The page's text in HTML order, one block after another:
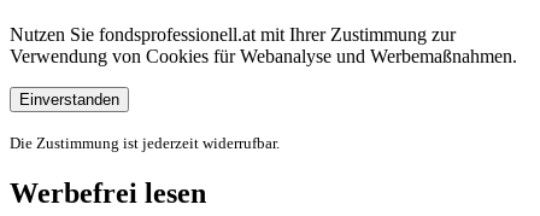
Nutzen Sie fondsprofessionell.at mit Ihrer Zustimmung zur
Verwendung von Cookies für Webanalyse und Werbemaßnahmen.
Einverstanden
Die Zustimmung ist jederzeit widerrufbar.
Werbefrei lesen